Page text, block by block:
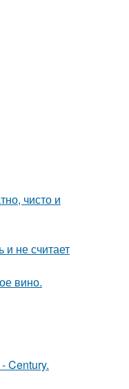
чисто и
не считает
вино.
Century.